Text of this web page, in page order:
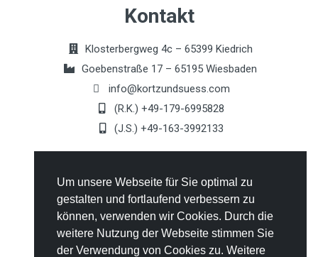
Um unsere Webseite für Sie optimal zu
gestalten und fortlaufend verbessern zu
können, verwenden wir Cookies. Durch die
weitere Nutzung der Webseite stimmen Sie
der Verwendung von Cookies zu. Weitere
Kontakt
Klosterbergweg 4c – 65399 Kiedrich
Goebenstraße 17 – 65195 Wiesbaden
info@kortzundsuess.com
(R.K.) +49-179-6995828
(J.S.) +49-163-3992133
Allgemeines
Kontakt
AGB's
Datenschutz